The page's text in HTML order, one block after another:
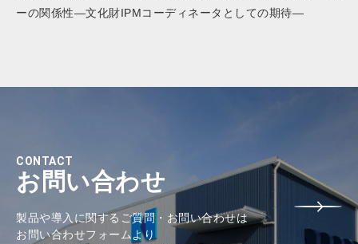
ーの関係性―文化財IPMコーディネータとしての期待―
CONTACT
お問い合わせ
製品や導入に関するご質問・お問い合わせは
お問い合わせフォームより